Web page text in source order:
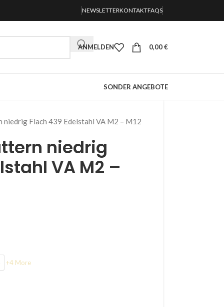
NEWSLETTERKONTAKTFAQS
ANMELDEN 0,00€
SONDER ANGEBOTE
niedrig Flach 439 Edelstahl VA M2 – M12
niedrig
VA M2 –
+4 More